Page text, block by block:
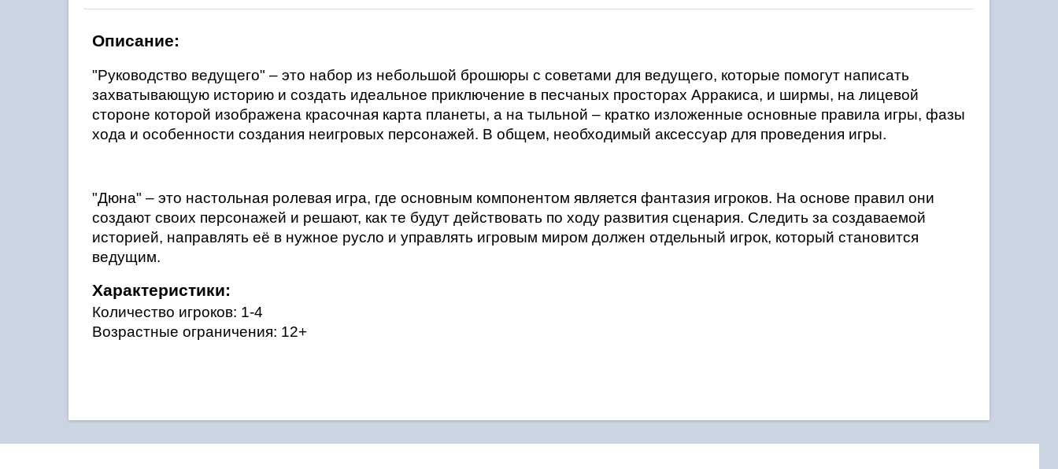
Описание:
"Руководство ведущего" – это набор из небольшой брошюры с советами для ведущего, которые помогут написать
захватывающую историю и создать идеальное приключение в песчаных просторах Арракиса, и ширмы, на лицевой
стороне которой изображена красочная карта планеты, а на тыльной – кратко изложенные основные правила игры, фазы
хода и особенности создания неигровых персонажей. В общем, необходимый аксессуар для проведения игры.
"Дюна" – это настольная ролевая игра, где основным компонентом является фантазия игроков. На основе правил они
создают своих персонажей и решают, как те будут действовать по ходу развития сценария. Следить за создаваемой
историей, направлять её в нужное русло и управлять игровым миром должен отдельный игрок, который становится
ведущим.
Характеристики:
Количество игроков: 1-4
Возрастные ограничения: 12+